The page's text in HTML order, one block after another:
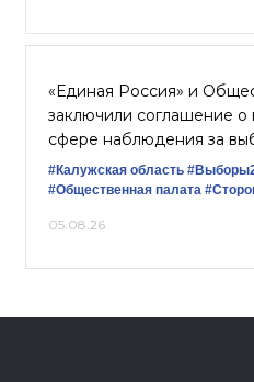
«Единая Россия» и
заключили соглашение о
сфере наблюдения за
#Калужская область
#Общественная палата
05.08.26